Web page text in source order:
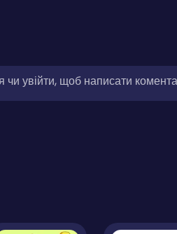
чи увійти, щоб написати